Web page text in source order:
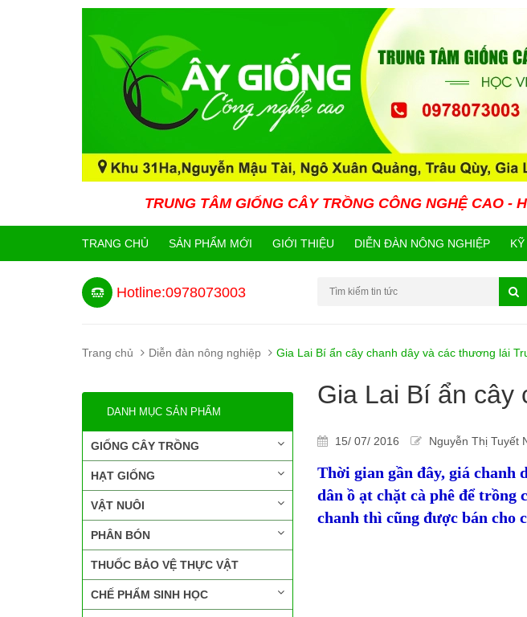
TRUNG TÂM GIỐNG CÂY TRỒNG CÔNG NGHỆ CAO - HỌC
TRANG CHỦ SẢN PHẨM MỚI GIỚI THIỆU DIỄN ĐÀN NÔNG NGHIỆP
Hotline:0978073003
Trang chủ Diễn đàn nông nghiệp Gia Lai Bí ẩn cây chanh dây và các thương lái
DANH MỤC SẢN PHẨM
GIỐNG CÂY TRỒNG
HẠT GIỐNG
VẬT NUÔI
PHÂN BÓN
THUỐC BẢO VỆ THỰC VẬT
CHẾ PHẨM SINH HỌC
Gia Lai Bí ẩn cây
15/ 07/ 2016 Nguyễn Thị Tuyết
Thời gian gần đây, giá chanh
dân ồ ạt chặt cà phê để trồng
chanh thì cũng được bán cho